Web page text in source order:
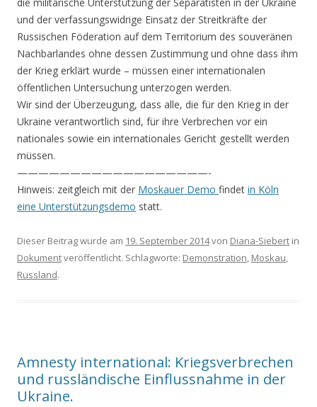
und der verfassungswidrige Einsatz der Streitkräfte der
Russischen Föderation auf dem Territorium des souveränen
Nachbarlandes ohne dessen Zustimmung und ohne dass ihm
der Krieg erklärt wurde – müssen einer internationalen
öffentlichen Untersuchung unterzogen werden.
Wir sind der Überzeugung, dass alle, die für den Krieg in der
Ukraine verantwortlich sind, für ihre Verbrechen vor ein
nationales sowie ein internationales Gericht gestellt werden
müssen.
——————————————————-
Hinweis: zeitgleich mit der Moskauer Demo findet in Köln
eine Unterstützungsdemo statt.
Dieser Beitrag wurde am 19. September 2014von Diana-Siebert in
Dokumentveröffentlicht. Schlagworte: Demonstration, Moskau,
Russland.
Amnesty international: Kriegsverbrechen
und russländische Einflussnahme in der
Ukraine.